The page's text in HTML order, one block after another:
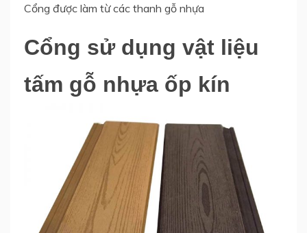
Cổng được làm từ các thanh gỗ nhựa
Cổng sử dụng vật liệu
tấm gỗ nhựa ốp kín